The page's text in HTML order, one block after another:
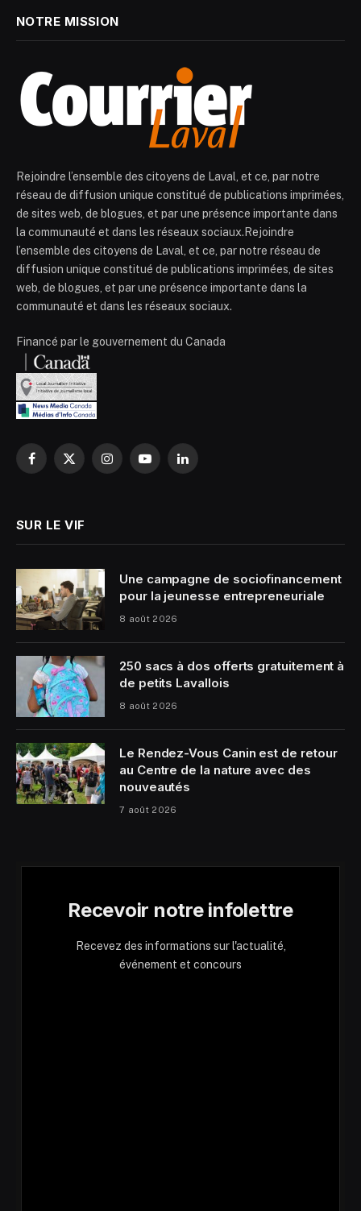
NOTRE MISSION
Rejoindre l’ensemble des citoyens de Laval, et ce, par notre
réseau de diffusion unique constitué de publications imprimées,
de sites web, de blogues, et par une présence importante dans
la communauté et dans les réseaux sociaux.Rejoindre
l’ensemble des citoyens de Laval, et ce, par notre réseau de
diffusion unique constitué de publications imprimées, de sites
web, de blogues, et par une présence importante dans la
communauté et dans les réseaux sociaux.
Financé par le gouvernement du Canada
Facebook
X
InstagramYouTubeLinkedIn
SUR LE VIF
Une campagne de sociofinancement
pour la jeunesse entrepreneuriale
8 août 2026
250 sacs à dos offerts gratuitement à
de petits Lavallois
8 août 2026
Le Rendez-Vous Canin est de retour
au Centre de la nature avec des
nouveautés
7 août 2026
Recevoir notre infolettre
Recevez des informations sur l'actualité,
événement et concours